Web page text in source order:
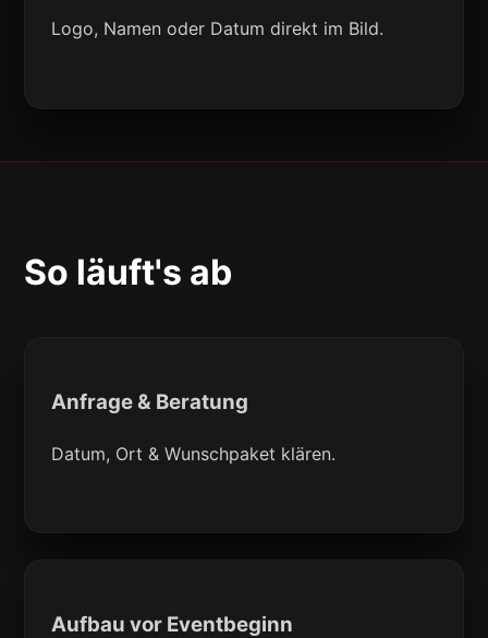
Logo, Namen oder Datum direkt im Bild.
So läuft's ab
Anfrage & Beratung
Datum, Ort & Wunschpaket klären.
Aufbau vor Eventbeginn